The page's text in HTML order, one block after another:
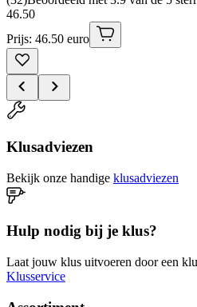
46.50
Prijs: 46.50 euro
Klusadviezen
Bekijk onze handige klusadviezen
Hulp nodig bij je klus?
Laat jouw klus uitvoeren door een
Klusservice